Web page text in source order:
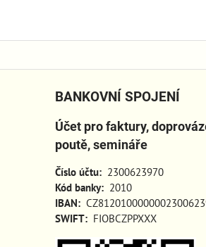
BANKOVNÍ SPOJENÍ
Účet pro faktury,
poutě, semináře
Číslo účtu: 2300623970
Kód banky: 2010
IBAN:
SWIFT: FIOBCZPPXXX